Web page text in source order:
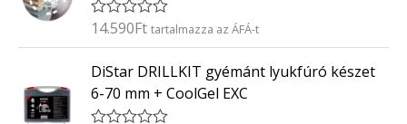
É
é
k
e
l
14.590Ft tartalmazza az ÁFÁ-t
DiStar DRILLKIT gyémánt lyukfúró készet
6-70 mm + CoolGel EXC